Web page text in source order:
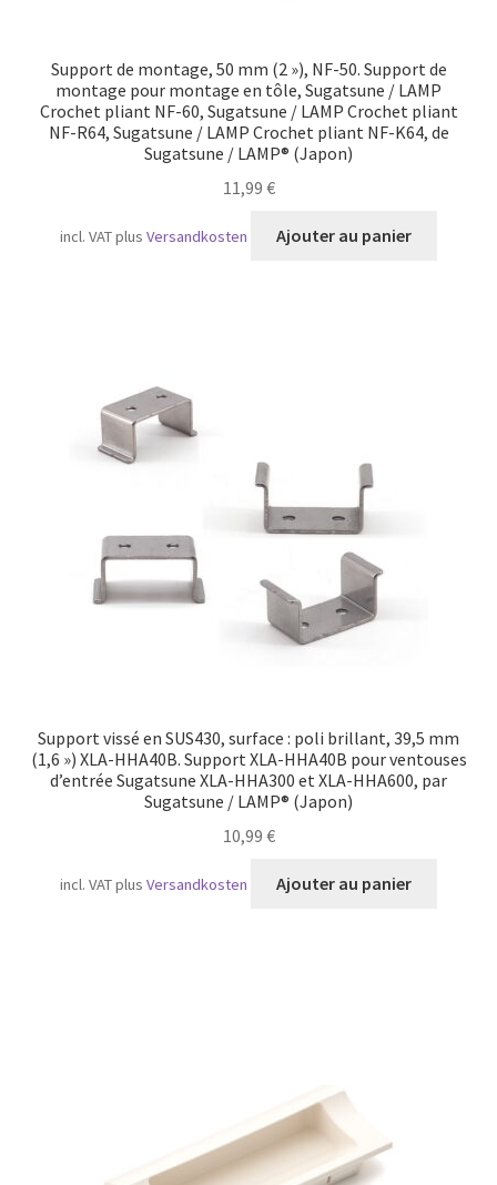
Support de montage, 50 mm (2 »), NF-50. Support de
montage pour montage en tôle, Sugatsune / LAMP
Crochet pliant NF-60, Sugatsune / LAMP Crochet pliant
NF-R64, Sugatsune / LAMP Crochet pliant NF-K64, de
Sugatsune / LAMP® (Japon)
11,99 €
incl. VATplusVersandkosten Ajouter au panier
Support vissé en SUS430, surface : poli brillant, 39,5 mm
(1,6 ») XLA-HHA40B. Support XLA-HHA40B pour ventouses
d’entrée Sugatsune XLA-HHA300 et XLA-HHA600, par
Sugatsune / LAMP® (Japon)
10,99 €
incl. VATplusVersandkosten Ajouter au panier